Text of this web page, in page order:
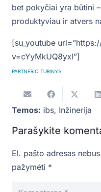
bet pokyčiai yra būtini
produktyviau ir atvers
[su_youtube
v=cYyMkUQ8yxI”]
PARTNERIO TURINYS
Temos: ibs, Inžinerija
Parašykite
El. pašto adresas
pažymėti *